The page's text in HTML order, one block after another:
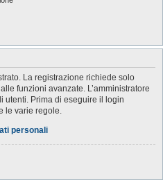
La registrazione richiede solo
funzioni avanzate. L’amministratore
utenti. Prima di eseguire il login
le varie regole.
personali